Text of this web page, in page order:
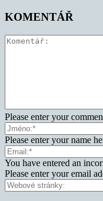
KOMENTÁŘ
Please enter your
Please enter your name
You have entered an
Please enter your email